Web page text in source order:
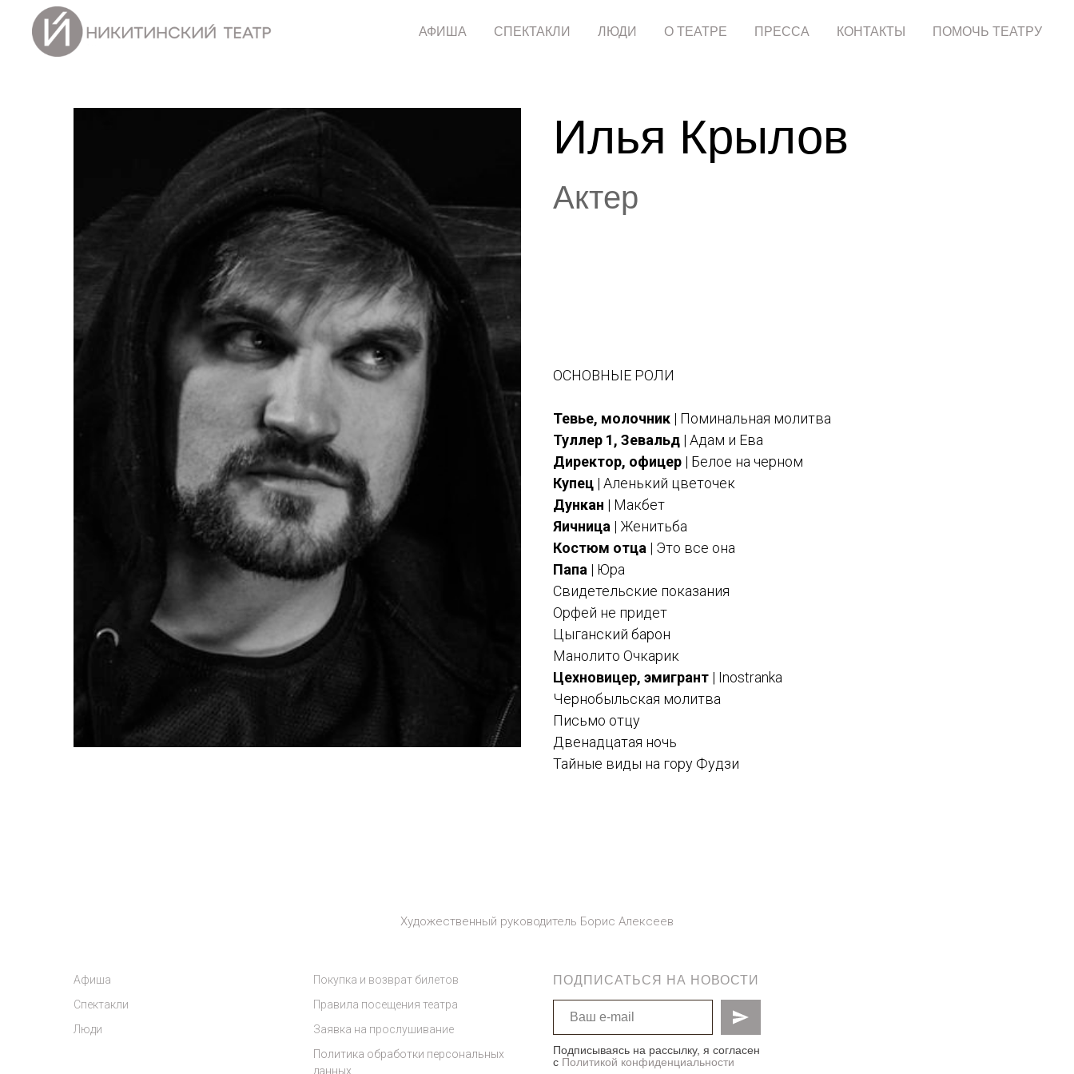
АФИША СПЕКТАКЛИ ЛЮДИ О ТЕАТРЕ ПРЕССА КОНТАКТЫ ПОМОЧЬ ТЕАТРУ
Илья Крылов
Актер
ОСНОВНЫЕ РОЛИ
Тевье, молочник | Поминальная молитва
Туллер 1, Зевальд | Адам и Ева
Директор, офицер | Белое на черном
Купец | Аленький цветочек
Дункан | Макбет
Яичница | Женитьба
Костюм отца | Это все она
Папа | Юра
Свидетельские показания
Орфей не придет
Цыганский барон
Манолито Очкарик
Цехновицер, эмигрант | Inostranka
Чернобыльская молитва
Письмо отцу
Двенадцатая ночь
Тайные виды на гору Фудзи
Художественный руководитель Борис Алексеев
Афиша
Спектакли
Люди
Покупка и возврат билетов
Правила посещения театра
Заявка на прослушивание
Политика обработки персональных
данных
ПОДПИСАТЬСЯ НА НОВОСТИ
Подписываясь на рассылку, я согласен
с Политикой конфиденциальности